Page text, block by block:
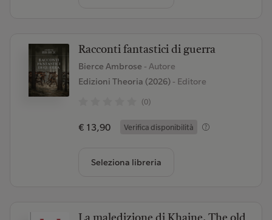
Racconti fantastici di guerra
Bierce Ambrose - Autore
Edizioni Theoria (2026)- Editore
(0)
€ 13,90 Verifica disponibilità
Seleziona libreria